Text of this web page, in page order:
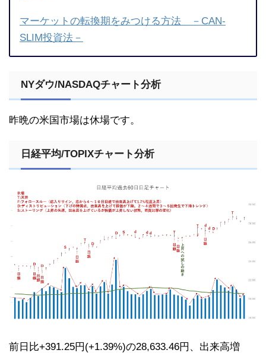
マーケットの転換期をみつける方法 －CAN-
SLIM投資法－
NYダウ/NASDAQチャート分析
昨晩の米国市場は休場です。
日経平均/TOPIXチャート分析
前日比+391.25円(+1.39%)の28,633.46円、出来高増